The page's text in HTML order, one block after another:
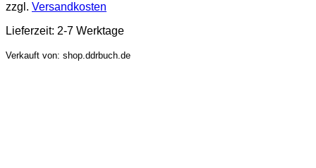
zzgl. Versandkosten
Lieferzeit: 2-7 Werktage
Verkauft von: shop.ddrbuch.de